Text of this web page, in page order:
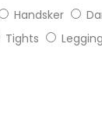
Handsker
Tights